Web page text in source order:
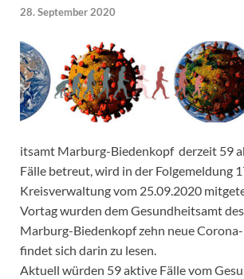
28. September 2020
itsamt Marburg-Biedenkopf derzeit 59
Fälle betreut, wird in der Folgemeldung
Kreisverwaltung vom 25.09.2020
Vortag wurden dem Gesundheitsamt
Marburg-Biedenkopf zehn neue
findet sich darin zu lesen.
Aktuell würden 59 aktive Fälle vom